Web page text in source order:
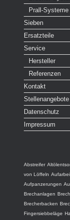
Prall-Systeme
Sieben
Ersatzteile
Service
Hersteller
Referenzen
Kontakt
Stellenangebote
Datenschutz
Impressum
Abstreifer
von Löffeln
Aufpanzerungen
Brechanlagen
Brecherbacken
Fingersiebbeläge